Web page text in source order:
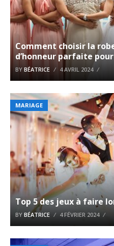
Comment choisir la
d’honneur parfaite
BY BÉATRICE 4 AVRIL 2024
MARIAGE
Top 5 des jeux à faire
BY BÉATRICE 4 FÉVRIER 2024